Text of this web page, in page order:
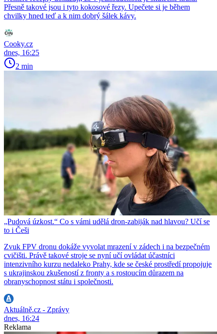
Přesně takové jsou i tyto kokosové řezy. Upečete si je během
chvilky hned teď a k nim dobrý šálek kávy.
Cooky.cz
dnes, 16:25
2 min
„Pudová úzkost.“ Co s vámi udělá dron-zabiják nad hlavou? Učí se
to i Češi
Zvuk FPV dronu dokáže vyvolat mrazení v zádech i na bezpečném
cvičišti. Právě takové stroje se nyní učí ovládat účastníci
intenzivního kurzu nedaleko Prahy, kde se české prostředí propojuje
s ukrajinskou zkušeností z fronty a s rostoucím důrazem na
obranyschopnost státu i společnosti.
Aktuálně.cz - Zprávy
dnes, 16:24
Reklama